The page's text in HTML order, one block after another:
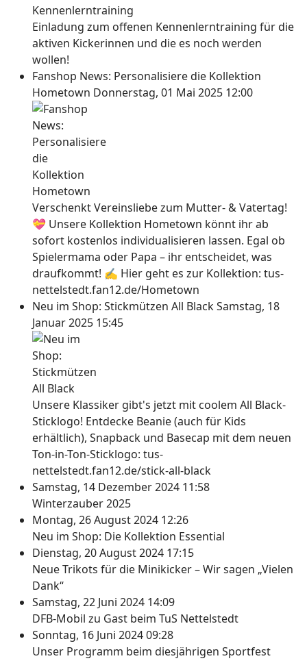
Einladung zum offenen Kennenlerntraining für die
aktiven Kickerinnen und die es noch werden
wollen!
Fanshop News: Personalisiere die Kollektion
Hometown Donnerstag, 01 Mai 2025 12:00
Verschenkt Vereinsliebe zum Mutter- & Vatertag!
💝 Unsere Kollektion Hometown könnt ihr ab
sofort kostenlos individualisieren lassen. Egal ob
Spielermama oder Papa – ihr entscheidet, was
draufkommt! ✍ Hier geht es zur Kollektion: tus-
nettelstedt.fan12.de/Hometown
Neu im Shop: Stickmützen All BlackSamstag, 18
Januar 2025 15:45
Unsere Klassiker gibt's jetzt mit coolem All Black-
Sticklogo! Entdecke Beanie (auch für Kids
erhältlich), Snapback und Basecap mit dem neuen
Ton-in-Ton-Sticklogo: tus-
nettelstedt.fan12.de/stick-all-black
Samstag, 14 Dezember 2024 11:58
Winterzauber 2025
Montag, 26 August 2024 12:26
Neu im Shop: Die Kollektion Essential
Dienstag, 20 August 2024 17:15
Neue Trikots für die Minikicker – Wir sagen „Vielen
Dank“
Samstag, 22 Juni 2024 14:09
DFB-Mobil zu Gast beim TuS Nettelstedt
Sonntag, 16 Juni 2024 09:28
Unser Programm beim diesjährigen Sportfest